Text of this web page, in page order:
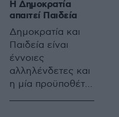
Η Δημοκρατία
απαιτεί Παιδεία
Δημοκρατία και
Παιδεία είναι
έννοιες
αλληλένδετες και
η μία προϋποθέτει